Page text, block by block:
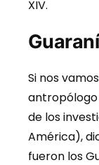
XIV.
Si nos
antropólogo
de los
América),
fueron los